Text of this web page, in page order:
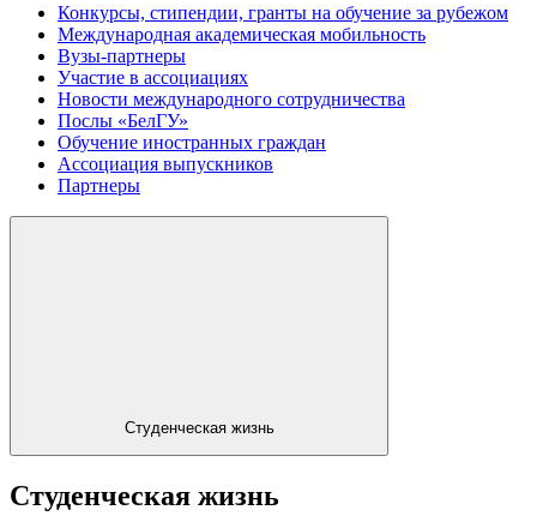
Конкурсы, стипендии, гранты на обучение за рубежом
Международная академическая мобильность
Вузы-партнеры
Участие в ассоциациях
Новости международного сотрудничества
Послы «БелГУ»
Обучение иностранных граждан
Ассоциация выпускников
Партнеры
Студенческая жизнь
Студенческая жизнь